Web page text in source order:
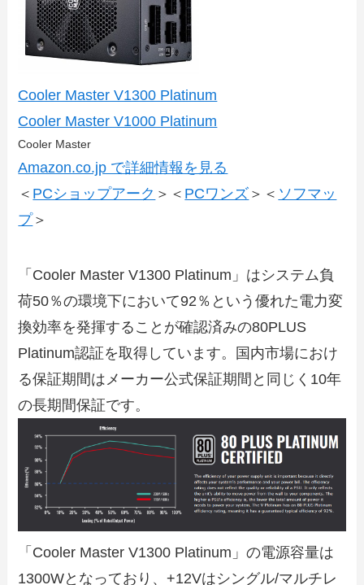
Cooler Master V1300 Platinum
Cooler Master V1000 Platinum
Cooler Master
Amazon.co.jp で詳細情報を見る
＜ PCショップアーク ＞＜ PCワンズ ＞＜ ソフマッ
プ＞
「Cooler Master V1300 Platinum」はシステム負
荷50％の環境下において92％という優れた電力変
換効率を発揮することが確認済みの80PLUS
Platinum認証を取得しています。国内市場におけ
る保証期間はメーカー公式保証期間と同じく10年
の長期間保証です。
「Cooler Master V1300 Platinum」の電源容量は
1300Wとなっており、+12Vはシングル/マルチレ